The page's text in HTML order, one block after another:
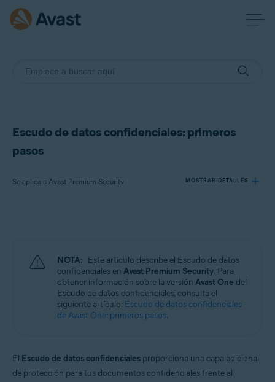
Escudo de datos confidenciales: primeros
pasos
Se aplica a Avast Premium Security MOSTRAR DETALLES
Sistemas operativos:
NOTA: Este artículo describe el Escudo de datos
confidenciales en Avast Premium Security. Para
obtener información sobre la versión Avast One del
Escudo de datos confidenciales, consulta el
siguiente artículo: Escudo de datos confidenciales
de Avast One: primeros pasos.
El Escudo de datos confidenciales proporciona una capa adicional
de protección para tus documentos confidenciales frente al